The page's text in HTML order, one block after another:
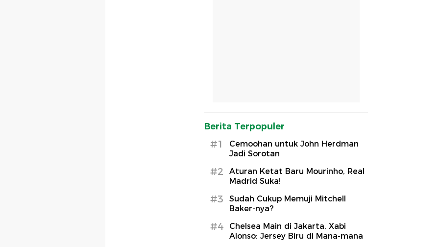
Berita Terpopuler
#1
Cemoohan untuk John Herdman
Jadi Sorotan
#2
Aturan Ketat Baru Mourinho, Real
Madrid Suka!
#3
Sudah Cukup Memuji Mitchell
Baker-nya?
#4
Chelsea Main di Jakarta, Xabi
Alonso: Jersey Biru di Mana-mana